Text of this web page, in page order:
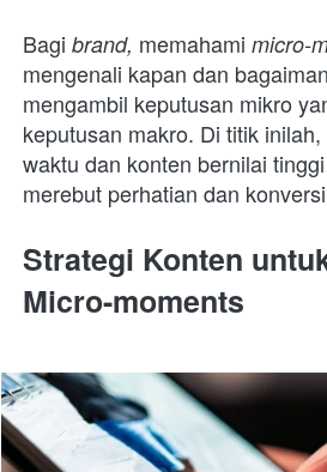
Bagi brand, memahami micro-
mengenali kapan dan
mengambil keputusan mikro
keputusan makro. Di titik
waktu dan konten bernilai
merebut perhatian dan
Strategi Konten
Micro-moments